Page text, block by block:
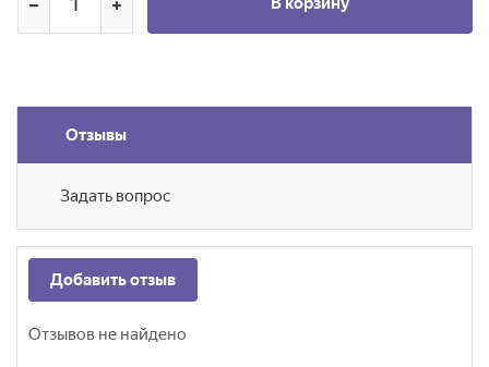
Отзывы
Задать вопрос
Добавить отзыв
Отзывов не найдено